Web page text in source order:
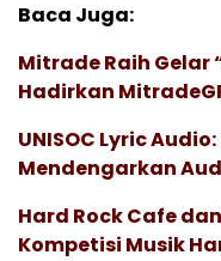
Baca Juga:
Mitrade Raih Gelar
Hadirkan
UNISOC Lyric
Mendengarkan
Hard Rock Cafe
Kompetisi Musik